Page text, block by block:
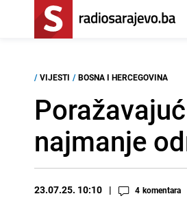
/ VIJESTI / BOSNA I HERCEGOVINA
najmanje
23.07.25. 10:10 4 komentara